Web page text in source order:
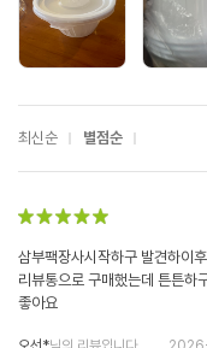
최신순 별점순
삼부팩장사시작하구 발견하이
리뷰통으로 구매했는데 튼튼하
좋아요